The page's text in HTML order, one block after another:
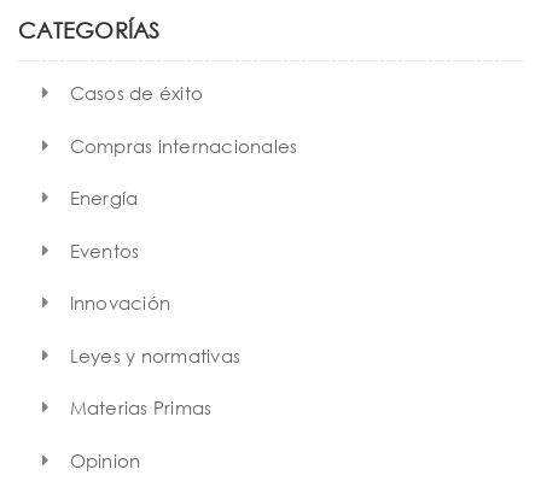
h
CATEGORÍAS
Casos de éxito
Compras internacionales
Energía
Eventos
Innovación
Leyes y normativas
Materias Primas
Opinion